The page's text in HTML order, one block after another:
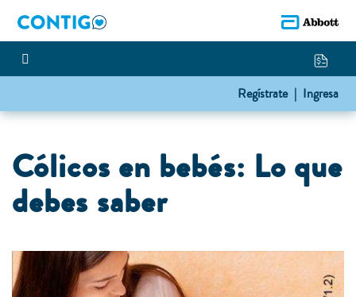
Regístrate | Ingresa
Cólicos en bebés: Lo que
debes saber